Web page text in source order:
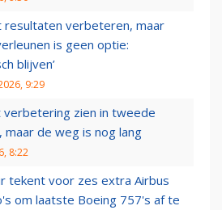
resultaten verbeteren, maar
is geen optie:
blijven’
9:29
verbetering zien in tweede
maar de weg is nog lang
8:22
tekent voor zes extra Airbus
om laatste Boeing 757's af te